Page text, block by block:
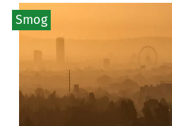
Smog